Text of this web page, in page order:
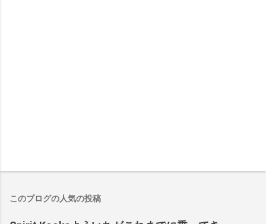
このブログの人気の投稿